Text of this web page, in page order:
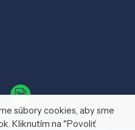
súbory cookies, aby sme
Kliknutím na "Povoliť